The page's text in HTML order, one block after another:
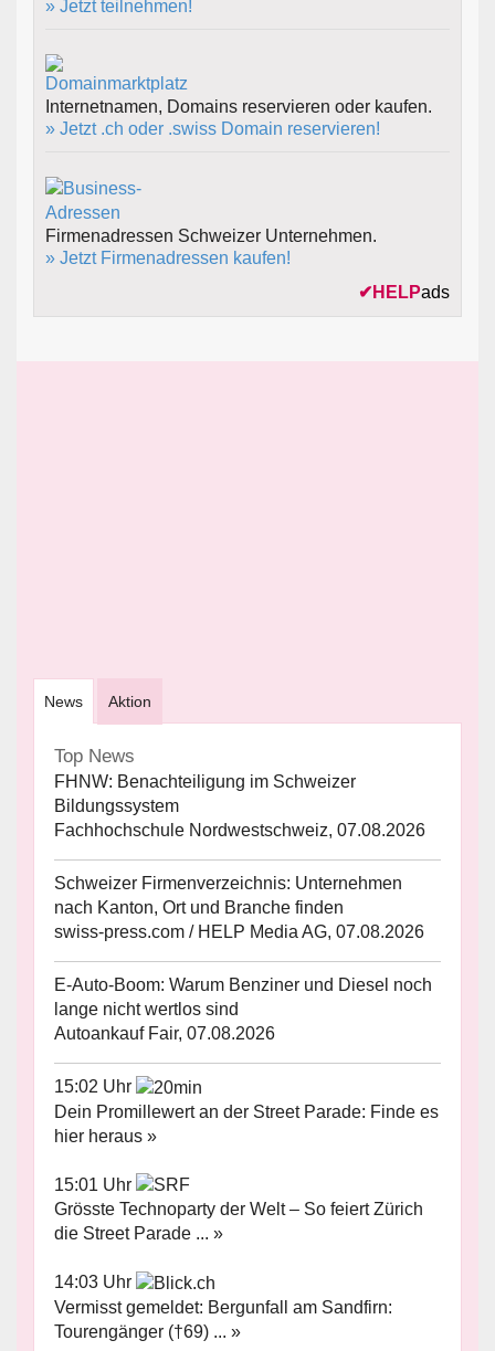
» Jetzt teilnehmen!
Internetnamen, Domains reservieren oder kaufen.
» Jetzt .ch oder .swiss Domain reservieren!
Firmenadressen Schweizer Unternehmen.
» Jetzt Firmenadressen kaufen!
✔ HELPads
News Aktion
Top News
FHNW: Benachteiligung im Schweizer
Bildungssystem
Fachhochschule Nordwestschweiz, 07.08.2026
Schweizer Firmenverzeichnis: Unternehmen
nach Kanton, Ort und Branche finden
swiss-press.com / HELP Media AG, 07.08.2026
E-Auto-Boom: Warum Benziner und Diesel noch
lange nicht wertlos sind
Autoankauf Fair, 07.08.2026
15:02 Uhr
Dein Promillewert an der Street Parade: Finde es
hier heraus »
15:01 Uhr
Grösste Technoparty der Welt – So feiert Zürich
die Street Parade ... »
14:03 Uhr
Vermisst gemeldet: Bergunfall am Sandfirn:
Tourengänger (†69) ... »